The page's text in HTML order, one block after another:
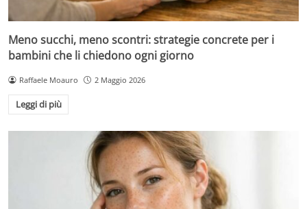
Meno succhi, meno scontri: strategie concrete per i
bambini che li chiedono ogni giorno
Raffaele Moauro 2 Maggio 2026
Leggi di più